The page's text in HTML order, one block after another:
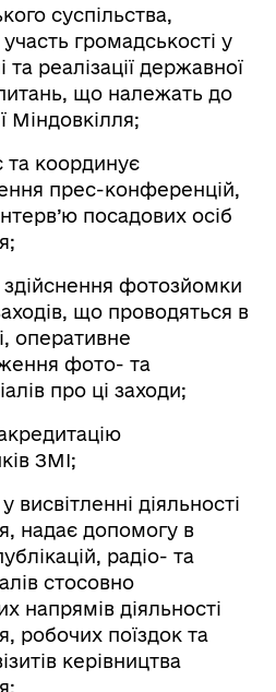
суспільства,
громадськості у
реалізації державної
що належать до
Міндовкілля;
та координує
прес-конференцій,
посадових осіб
здійснення фотозйомки
що проводяться в
оперативне
фото- та
про ці заходи;
ЗМІ;
висвітленні діяльності
надає допомогу в
радіо- та
стосовно
напрямів діяльності
робочих поїздок та
керівництва